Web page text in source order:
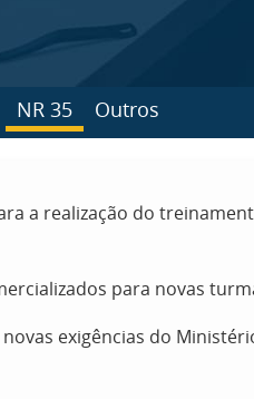
NR 35 Outros
a realização do
para novas
exigências do